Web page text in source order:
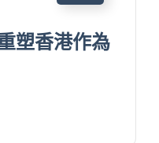
塑香港作為